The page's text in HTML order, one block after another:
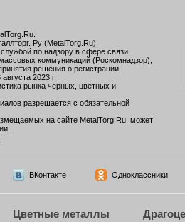
Ру (MetalTorg.Ru)
по надзору в сфере связи,
коммуникаций (Роскомнадзор),
решения о регистрации:
2023 г.
рынка черных, цветных и
разрешается с обязательной
на сайте MetalTorg.Ru, может
ВКонтакте Одноклассники
Цветные металлы